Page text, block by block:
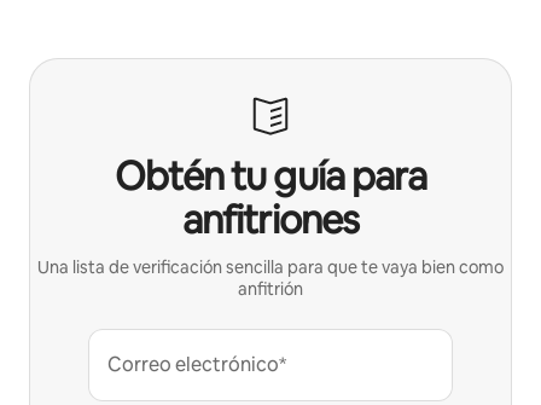
Obtén tu guía para
anfitriones
Una lista de verificación sencilla para que te vaya bien como
anfitrión
Correo electrónico*